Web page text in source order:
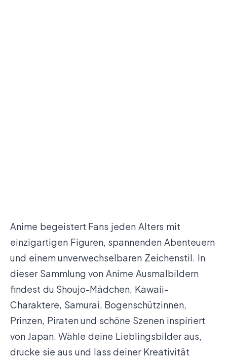
Anime begeistert Fans jeden Alters mit
einzigartigen Figuren, spannenden Abenteuern
und einem unverwechselbaren Zeichenstil. In
dieser Sammlung von Anime Ausmalbildern
findest du Shoujo-Mädchen, Kawaii-
Charaktere, Samurai, Bogenschützinnen,
Prinzen, Piraten und schöne Szenen inspiriert
von Japan. Wähle deine Lieblingsbilder aus,
drucke sie aus und lass deiner Kreativität